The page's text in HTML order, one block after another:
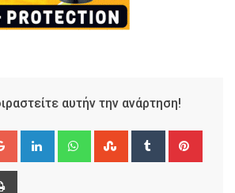
αυτήν την ανάρτηση!
Google+ LinkedIn WhatsappStumbleUpon
Tumblr